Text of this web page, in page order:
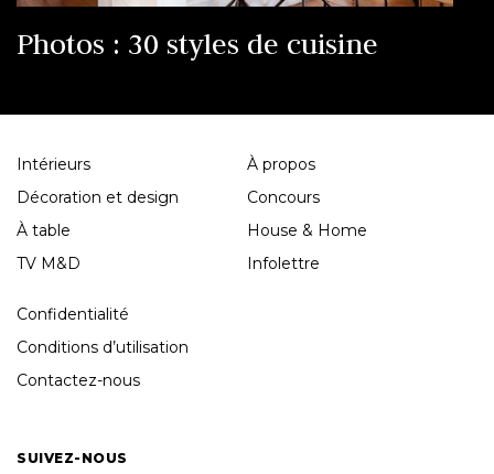
Photos : 30 styles de cuisine
Intérieurs
Décoration et design
À table
TV M&D
À propos
Concours
House & Home
Infolettre
Confidentialité
Conditions d’utilisation
Contactez-nous
SUIVEZ-NOUS